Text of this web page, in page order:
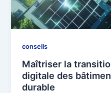
conseils
Maîtriser la
digitale des
durable